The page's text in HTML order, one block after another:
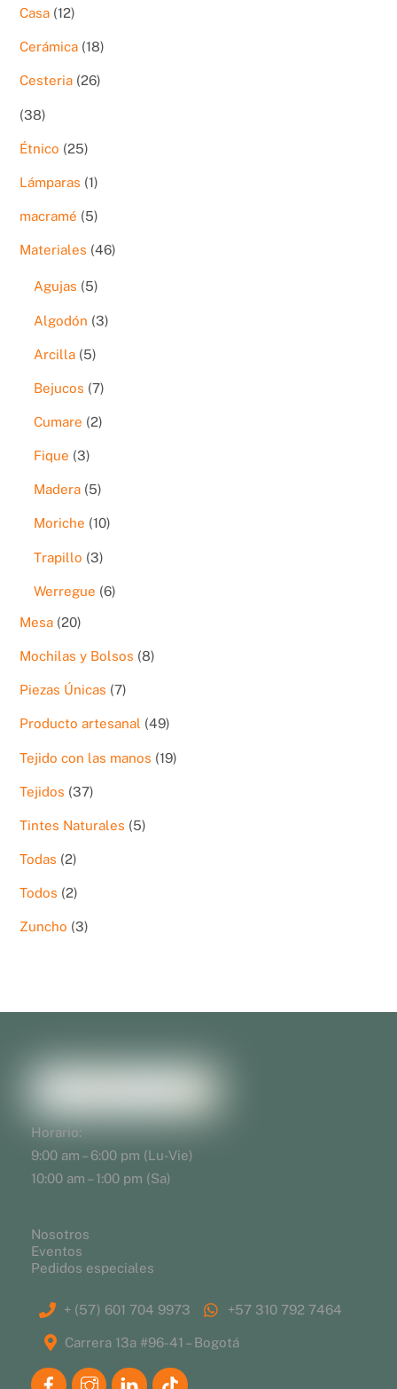
Casa 1212
Cerámica 1818
Cesteria 2626
3838
Étnico 2525
Lámparas 11
macramé 55
Materiales 4646
Agujas
55
Algodón 33
Arcilla 55
Bejucos 77
Cumare 22
Fique 33
Madera 55
Moriche 1010
Trapillo 33
Werregue 66
Mesa 2020
Mochilas y Bolsos 88
Piezas Únicas 77
Producto artesanal 4949
Tejido con las manos 1919
Tejidos 3737
Tintes Naturales 55
Todas 22
Todos 22
Zuncho 33
Horario:
9:00 am – 6:00 pm (Lu-Vie)
10:00 am – 1:00 pm (Sa)
Nosotros
Eventos
Pedidos especiales
+ (57) 601 704 9973 +57 310 792 7464
Carrera 13a #96-41 – Bogotá